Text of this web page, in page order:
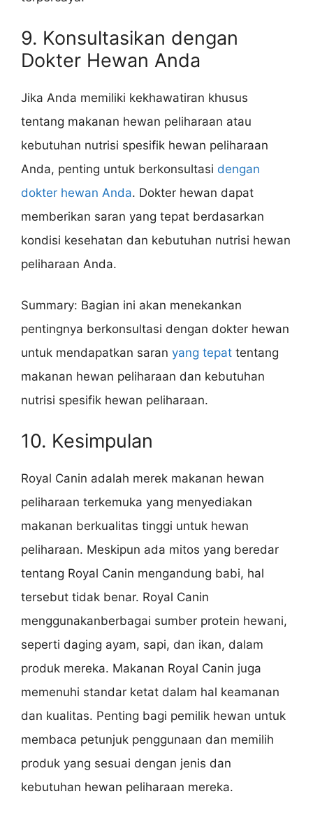
9. Konsultasikan dengan
Dokter Hewan Anda
Jika Anda memiliki kekhawatiran khusus
tentang makanan hewan peliharaan atau
kebutuhan nutrisi spesifik hewan peliharaan
Anda, penting untuk berkonsultasi dengan
dokter hewan Anda. Dokter hewan dapat
memberikan saran yang tepat berdasarkan
kondisi kesehatan dan kebutuhan nutrisi hewan
peliharaan Anda.
Summary: Bagian ini akan menekankan
pentingnya berkonsultasi dengan dokter hewan
untuk mendapatkan saran yang tepat tentang
makanan hewan peliharaan dan kebutuhan
nutrisi spesifik hewan peliharaan.
10. Kesimpulan
Royal Canin adalah merek makanan hewan
peliharaan terkemuka yang menyediakan
makanan berkualitas tinggi untuk hewan
peliharaan. Meskipun ada mitos yang beredar
tentang Royal Canin mengandung babi, hal
tersebut tidak benar. Royal Canin
menggunakanberbagai sumber protein hewani,
seperti daging ayam, sapi, dan ikan, dalam
produk mereka. Makanan Royal Canin juga
memenuhi standar ketat dalam hal keamanan
dan kualitas. Penting bagi pemilik hewan untuk
membaca petunjuk penggunaan dan memilih
produk yang sesuai dengan jenis dan
kebutuhan hewan peliharaan mereka.